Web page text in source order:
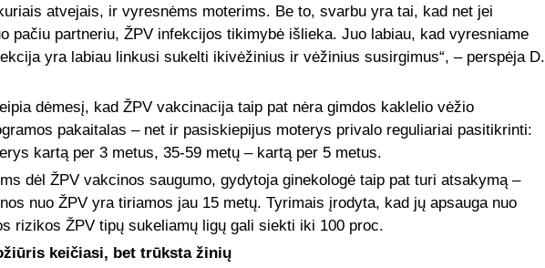
atvejais, ir vyresnėms moterims. Be to, svarbu yra tai, kad net jei
pačiu partneriu, ŽPV infekcijos tikimybė išlieka. Juo labiau, kad vyresniame
yra labiau linkusi sukelti ikivėžinius ir vėžinius susirgimus“, – perspėja D.
dėmesį, kad ŽPV vakcinacija taip pat nėra gimdos kaklelio vėžio
pakaitalas – net ir pasiskiepijus moterys privalo reguliariai pasitikrinti:
kartą per 3 metus, 35-59 metų – kartą per 5 metus.
dėl ŽPV vakcinos saugumo, gydytoja ginekologė taip pat turi atsakymą –
nuo ŽPV yra tiriamos jau 15 metų. Tyrimais įrodyta, kad jų apsauga nuo
rizikos ŽPV tipų sukeliamų ligų gali siekti iki 100 proc.
keičiasi, bet trūksta žinių